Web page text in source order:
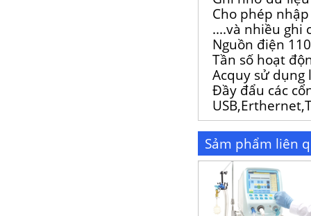
Cho phép
....và nhiều ghi
Nguồn điện
Tần số hoạt
Acquy sử
Đầy đẩu các
Sảm phẩm liên